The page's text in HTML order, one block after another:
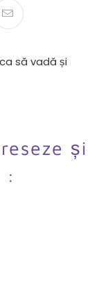
să vadă și
și
: